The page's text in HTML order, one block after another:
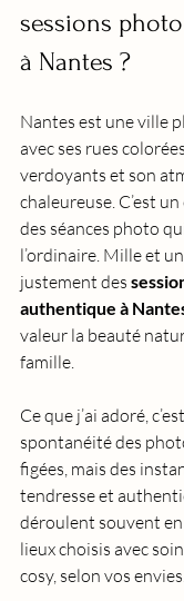
sessions
à Nantes ?
Nantes est une ville
avec ses rues
verdoyants et son
chaleureuse. C’est
des séances photo
l’ordinaire. Mille et
justement des
authentique à
valeur la beauté
famille.
Ce que j’ai adoré,
spontanéité des
figées, mais des
tendresse et
déroulent souvent
lieux choisis avec
cosy, selon vos